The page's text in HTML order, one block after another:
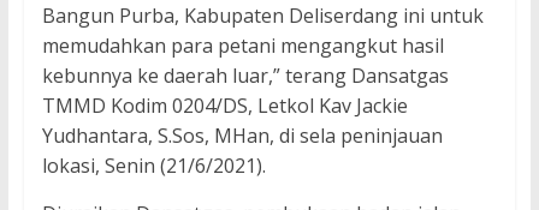
Bangun Purba, Kabupaten Deliserdang ini untuk
memudahkan para petani mengangkut hasil
kebunnya ke daerah luar,” terang Dansatgas
TMMD Kodim 0204/DS, Letkol Kav Jackie
Yudhantara, S.Sos, MHan, di sela peninjauan
lokasi, Senin (21/6/2021).